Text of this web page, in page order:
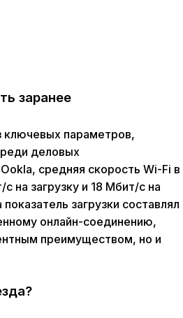
заранее
ключевых параметров,
деловых
средняя скорость Wi-Fi в
на загрузку и 18 Мбит/с на
загрузки составлял
онлайн-соединению,
преимуществом, но и